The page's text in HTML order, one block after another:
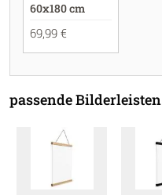
60x180 cm
69,99 €
passende Bilderleisten